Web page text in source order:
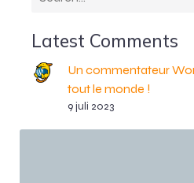
Latest Comments
Un commentateur
tout le monde !
9 juli 2023